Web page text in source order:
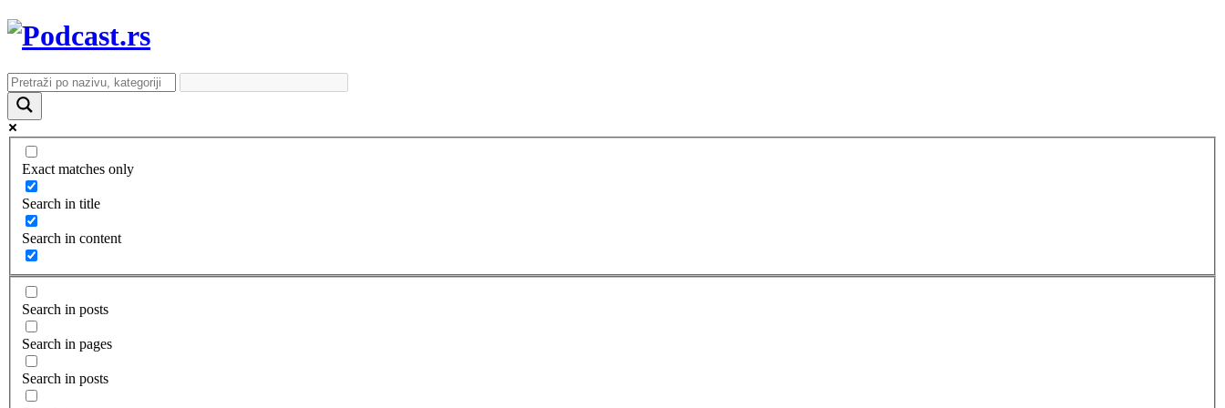
Exact matches only
Search in title
Search in content
Search in posts
Search in pages
Search in posts